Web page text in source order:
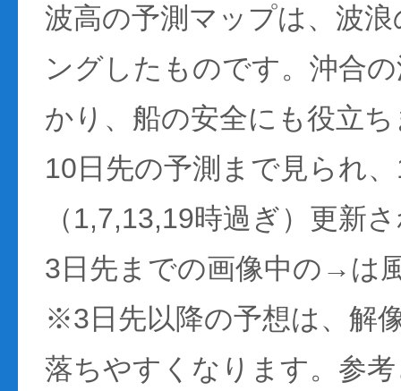
波高の予測マップは、波
ングしたものです。沖合
かり、船の安全にも役立
10日先の予測まで見られ
（1,7,13,19時過ぎ）更新
3日先までの画像中の→は
※3日先以降の予想は、解
落ちやすくなります。参